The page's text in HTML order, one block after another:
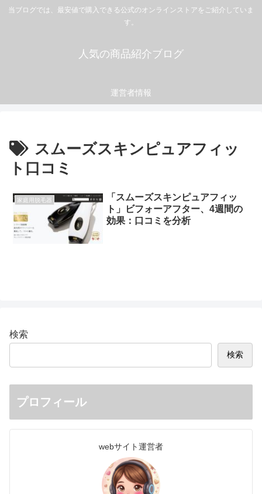
当ブログでは、最安値で購入できる公式のオンラインストアをご紹介していま
す。
人気の商品紹介ブログ
運営者情報
スムーズスキンピュアフィッ
ト口コミ
家庭用脱毛器
「スムーズスキンピュアフィッ
ト」ビフォーアフター、4週間の
効果：口コミを分析
検索
検索
プロフィール
webサイト運営者